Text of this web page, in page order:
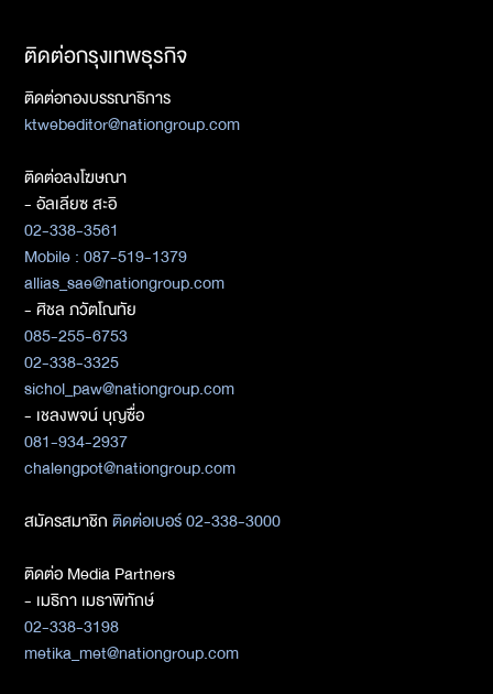
ติดต่อกรุงเทพธุรกิจ
ติดต่อกองบรรณาธิการ
ktwebeditor@nationgroup.com
ติดต่อลงโฆษณา
- อัลเลียซ สะอิ
02-338-3561
Mobile : 087-519-1379
allias_sae@nationgroup.com
- ศิชล ภวัตโณทัย
085-255-6753
02-338-3325
sichol_paw@nationgroup.com
- เชลงพจน์ บุญซื่อ
081-934-2937
chalengpot@nationgroup.com
สมัครสมาชิกติดต่อเบอร์ 02-338-3000
ติดต่อ Media Partners
- เมธิกา เมธาพิทักษ์
02-338-3198
metika_met@nationgroup.com